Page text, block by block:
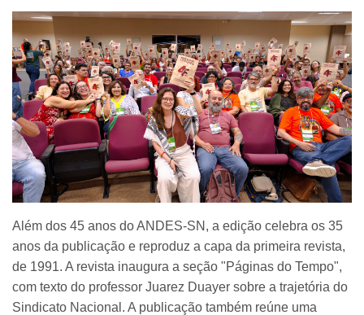
Além dos 45 anos do ANDES-SN, a edição celebra os 35
anos da publicação e reproduz a capa da primeira revista,
de 1991. A revista inaugura a seção "Páginas do Tempo",
com texto do professor Juarez Duayer sobre a trajetória do
Sindicato Nacional. A publicação também reúne uma